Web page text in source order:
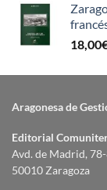
18,00
Aragonesa de
Editorial
Avd. de Madrid, 78-
50010 Zaragoza